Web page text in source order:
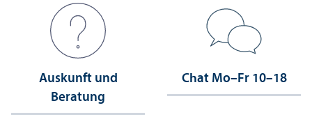
Auskunft und
Beratung
Chat Mo–Fr 10–18